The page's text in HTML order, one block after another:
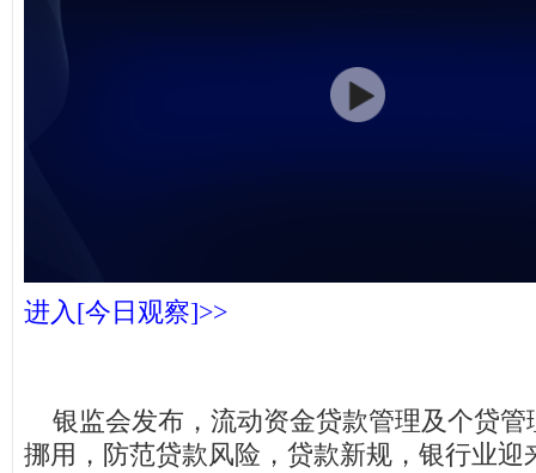
进入[今日观察]>>
银监会发布，流动资金贷款管理及个贷管
挪用，防范贷款风险，贷款新规，银行业迎